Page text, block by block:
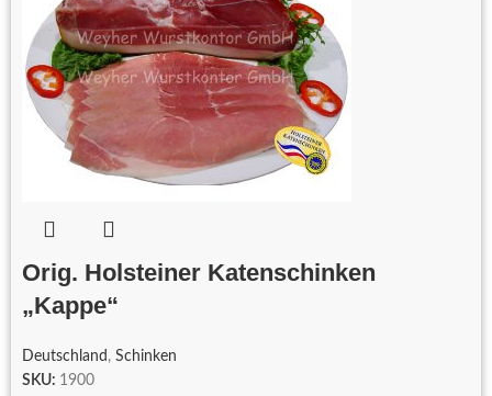
Orig. Holsteiner Katenschinken
„Kappe“
Deutschland , Schinken
SKU: 1900